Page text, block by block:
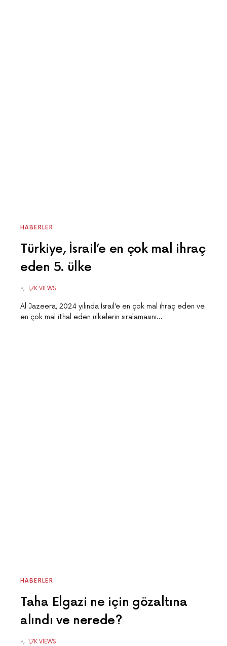
HABERLER
Türkiye, İsrail’e en çok mal ihraç
eden 5. ülke
1,7K VIEWS
Al Jazeera, 2024 yılında İsrail’e en çok mal ihraç eden ve
en çok mal ithal eden ülkelerin sıralamasını…
HABERLER
Taha Elgazi ne için gözaltına
alındı ve nerede?
1,7K VIEWS